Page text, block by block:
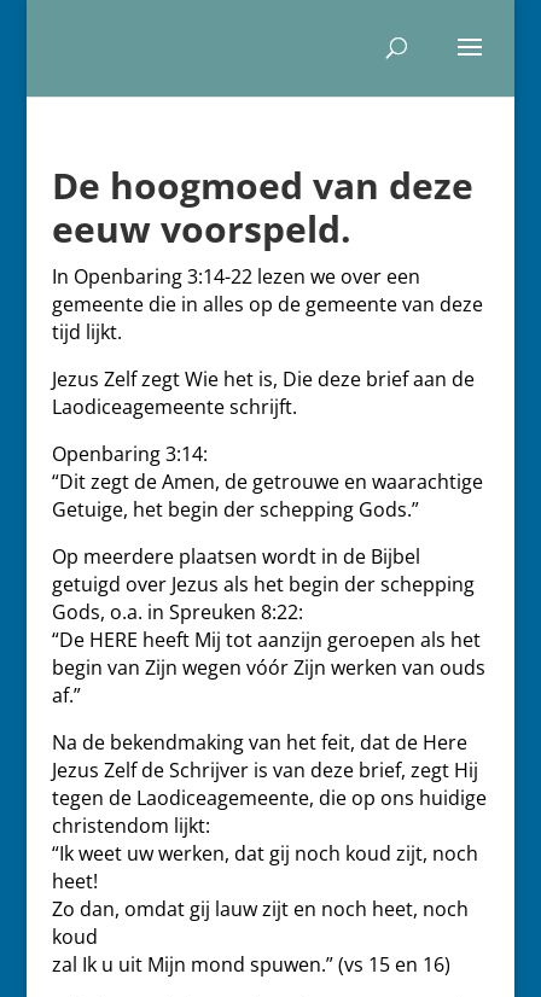
De hoogmoed van deze
eeuw voorspeld.
In Openbaring 3:14-22 lezen we over een
gemeente die in alles op de gemeente van deze
tijd lijkt.
Jezus Zelf zegt Wie het is, Die deze brief aan de
Laodiceagemeente schrijft.
Openbaring 3:14:
“Dit zegt de Amen, de getrouwe en waarachtige
Getuige, het begin der schepping Gods.”
Op meerdere plaatsen wordt in de Bijbel
getuigd over Jezus als het begin der schepping
Gods, o.a. in Spreuken 8:22:
“De HERE heeft Mij tot aanzijn geroepen als het
begin van Zijn wegen vóór Zijn werken van ouds
af.”
Na de bekendmaking van het feit, dat de Here
Jezus Zelf de Schrijver is van deze brief, zegt Hij
tegen de Laodiceagemeente, die op ons huidige
christendom lijkt:
“Ik weet uw werken, dat gij noch koud zijt, noch
heet!
Zo dan, omdat gij lauw zijt en noch heet, noch
koud
zal Ik u uit Mijn mond spuwen.” (vs 15 en 16)